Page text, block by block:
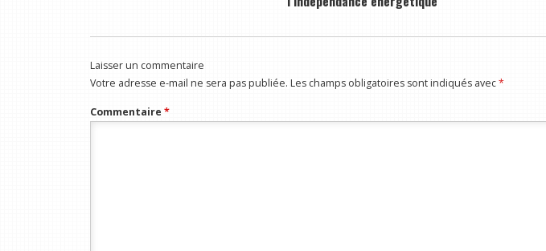
Laisser un commentaire
Votre adresse e-mail ne sera pas publiée. Les champs obligatoires sont indiqués avec*
Commentaire *